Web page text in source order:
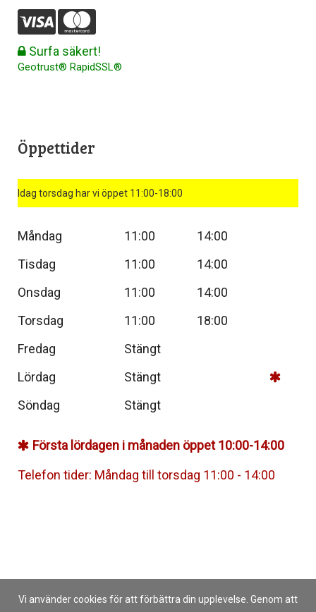
Vi använder cookies för att förbättra din upplevelse. Genom att
Surfa säkert!
Geotrust® RapidSSL®
Öppettider
Idag torsdag har vi öppet 11:00-18:00
Måndag 11:00
14:00
Tisdag
11:00
14:00
Onsdag
11:00
14:00
Torsdag
11:00
18:00
Fredag
Stängt
Lördag
Stängt
Söndag
Stängt
Första lördagen i månaden öppet 10:00-14:00
Telefon tider: Måndag till torsdag 11:00 - 14:00